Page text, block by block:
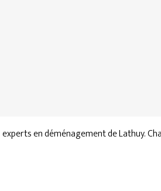
en déménagement de Lathuy.